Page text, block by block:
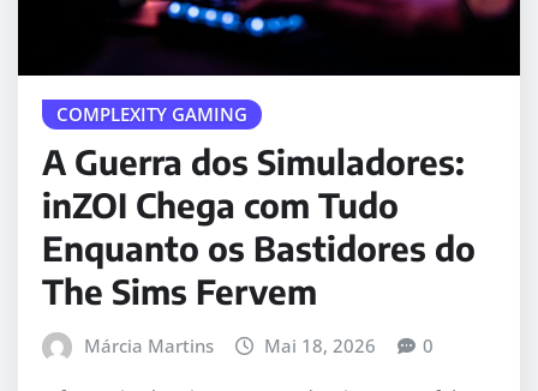
COMPLEXITY GAMING
A Guerra dos Simuladores:
inZOI Chega com Tudo
Enquanto os Bastidores do
The Sims Fervem
Márcia Martins Mai 18, 2026 0